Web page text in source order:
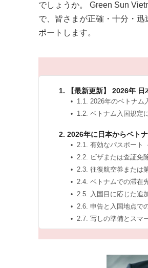
でしょうか。 Green Sun
で、皆さまが正確・十分・
ポートします。
1. 【最新更新】 2026年 日
1.1. 2026年のベトナム
1.2. ベトナム入国規定
2. 2026年に日本からベト
2.1. 有効なパスポート
2.2. ビザまたは査証免
2.3. 往復航空券または
2.4. ベトナムでの滞在
2.5. 入国目に応じた追
2.6. 申告と入国地点で
2.7. 写しの準備とスマ
3. ベトナム渡航を計画す